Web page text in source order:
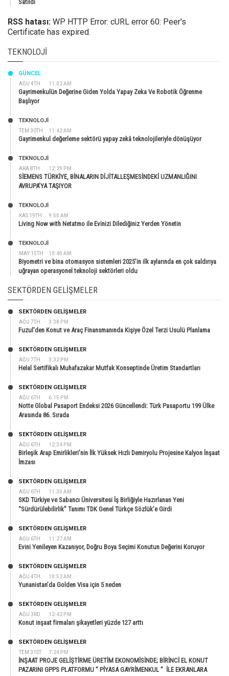
Satıldı
RSS hatası: WP HTTP Error: cURL error 60: Peer's
Certificate has expired.
TEKNOLOJI
AĞU 4TH 11:02 AM
GÜNCEL
Gayrimenkulün Değerine Giden Yolda Yapay Zeka Ve Robotik Öğrenme
Başlıyor
TEM 30TH 11:42 AM
TEKNOLOJİ
Gayrimenkul değerleme sektörü yapay zekâ teknolojileriyle dönüşüyor
ARA 8TH 12:29 PM
TEKNOLOJİ
SİEMENS TÜRKİYE, BİNALARIN DİJİTALLEŞMESİNDEKİ UZMANLIĞINI
AVRUPA’YA TAŞIYOR
KAS 19TH 9:50 AM
TEKNOLOJİ
Living Now with Netatmo ile Evinizi Dilediğiniz Yerden Yönetin
MAY 15TH 10:40 AM
TEKNOLOJİ
Biyometri ve bina otomasyon sistemleri 2025’in ilk aylarında en çok saldırıya
uğrayan operasyonel teknoloji sektörleri oldu
SEKTÖRDEN GELIŞMELER
AĞU 7TH 3:38 PM
SEKTÖRDEN GELIŞMELER
Fuzul’den Konut ve Araç Finansmanında Kişiye Özel Terzi Usulü Planlama
AĞU 7TH 3:32 PM
SEKTÖRDEN GELIŞMELER
Helal Sertifikalı Muhafazakar Mutfak Konseptinde Üretim Standartları
AĞU 6TH 6:15 PM
SEKTÖRDEN GELIŞMELER
Notte Global Pasaport Endeksi 2026 Güncellendi: Türk Pasaportu 199 Ülke
Arasında 86. Sırada
AĞU 6TH 12:34 PM
SEKTÖRDEN GELIŞMELER
Birleşik Arap Emirlikleri’nin İlk Yüksek Hızlı Demiryolu Projesine Kalyon İnşaat
İmzası
AĞU 6TH 11:30 AM
SEKTÖRDEN GELIŞMELER
SKD Türkiye ve Sabancı Üniversitesi İş Birliğiyle Hazırlanan Yeni
“Sürdürülebilirlik” Tanımı TDK Genel Türkçe Sözlük’e Girdi
AĞU 6TH 11:27 AM
SEKTÖRDEN GELIŞMELER
Evini Yenileyen Kazanıyor, Doğru Boya Seçimi Konutun Değerini Koruyor
AĞU 4TH 10:52 AM
SEKTÖRDEN GELIŞMELER
Yunanistan’da Golden Visa için 5 neden
AĞU 3RD 12:42 PM
SEKTÖRDEN GELIŞMELER
Konut inşaat firmaları şikayetleri yüzde 127 arttı
TEM 31ST 7:24 PM
SEKTÖRDEN GELIŞMELER
İNŞAAT PROJE GELİŞTİRME ÜRETİM EKONOMİSİNDE; BİRİNCİ EL KONUT
PAZARINI GPPS PLATFORMU ” PİYASA GAYRİMENKUL ” İLE EKRANLARA